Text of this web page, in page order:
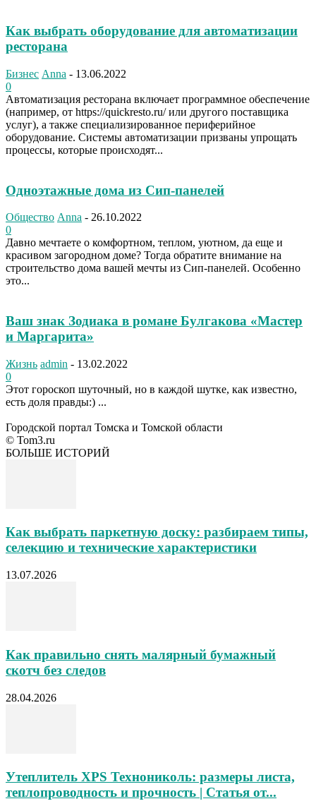
Как выбрать оборудование для автоматизации
ресторана
Бизнес Anna - 13.06.2022
0
Автоматизация ресторана включает программное обеспечение
(например, от https://quickresto.ru/ или другого поставщика
услуг), а также специализированное периферийное
оборудование. Системы автоматизации призваны упрощать
процессы, которые происходят...
Одноэтажные дома из Сип-панелей
Общество Anna - 26.10.2022
0
Давно мечтаете о комфортном, теплом, уютном, да еще и
красивом загородном доме? Тогда обратите внимание на
строительство дома вашей мечты из Сип-панелей. Особенно
это...
Ваш знак Зодиака в романе Булгакова «Мастер
и Маргарита»
Жизнь admin - 13.02.2022
0
Этот гороскоп шуточный, но в каждой шутке, как известно,
есть доля правды:) ...
Городской портал Томска и Томской области
© Tom3.ru
БОЛЬШЕ ИСТОРИЙ
Как выбрать паркетную доску: разбираем типы,
селекцию и технические характеристики
13.07.2026
Как правильно снять малярный бумажный
скотч без следов
28.04.2026
Утеплитель XPS Технониколь: размеры листа,
теплопроводность и прочность | Статья от...